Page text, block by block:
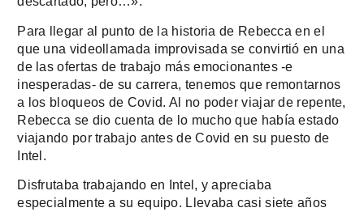
Para llegar al punto de la historia de Rebecca en el
que una videollamada improvisada se convirtió en una
de las ofertas de trabajo más emocionantes -e
inesperadas- de su carrera, tenemos que remontarnos
a los bloqueos de Covid. Al no poder viajar de repente,
Rebecca se dio cuenta de lo mucho que había estado
viajando por trabajo antes de Covid en su puesto de
Intel.
Disfrutaba trabajando en Intel, y apreciaba
especialmente a su equipo. Llevaba casi siete años